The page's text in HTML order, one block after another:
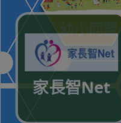
幼小同盟
家長智Net